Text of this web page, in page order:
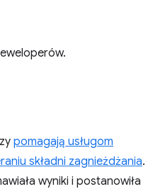
pomagają usługom
składni zagnieżdżania.
wyniki i postanowiła